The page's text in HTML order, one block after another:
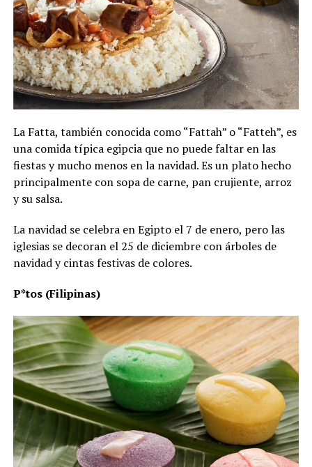
La Fatta, también conocida como “Fattah” o “Fatteh”, es
una comida típica egipcia que no puede faltar en las
fiestas y mucho menos en la navidad. Es un plato hecho
principalmente con sopa de carne, pan crujiente, arroz
y su salsa.
La navidad se celebra en Egipto el 7 de enero, pero las
iglesias se decoran el 25 de diciembre con árboles de
navidad y cintas festivas de colores.
P*tos (Filipinas)